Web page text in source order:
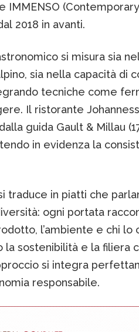
2018 in avanti.
si misura sia
sia nella capacità di
tecniche come
Il ristorante
guida Gault & Millau
in evidenza la
traduce in piatti che
ogni portata
l’ambiente e chi lo
la sostenibilità e la filiera
si integra
responsabile.